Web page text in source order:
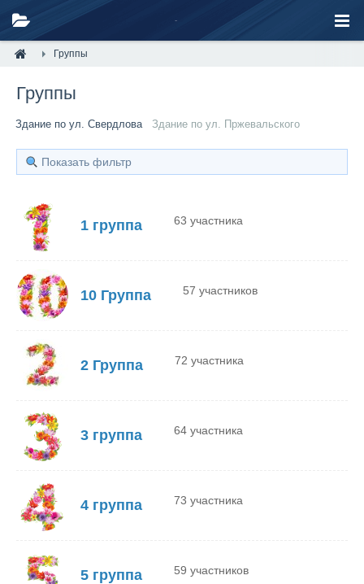
Группы
Группы
Здание по ул. Свердлова Здание по ул. Пржевальского
Показать фильтр
1 группа 63 участника
10 Группа 57 участников
2 Группа 72 участника
3 группа 64 участника
4 группа 73 участника
5 группа 59 участников